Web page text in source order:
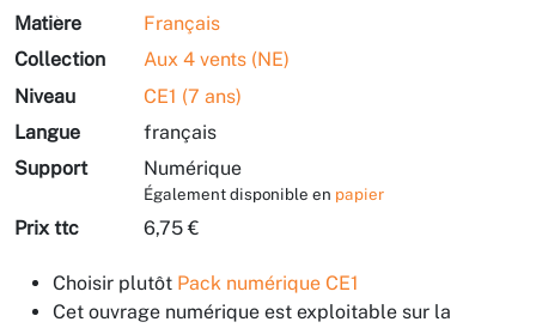
Matière
Français
Collection
Aux 4 vents (NE)
Niveau
CE1 (7 ans)
Langue
français
Support
Numérique
Également disponible en papier
Prix ttc 6,75 €
Choisir plutôt Pack numérique CE1
Cet ouvrage numérique est exploitable sur la